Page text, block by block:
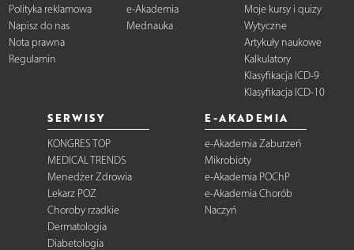
Polityka reklamowa
Napisz do nas
Nota prawna
Regulamin
e-Akademia
Mednauka
Moje kursy i quizy
Wytyczne
Artykuły naukowe
Kalkulatory
Klasyfikacja ICD-9
Klasyfikacja ICD-10
SERWISY
KONGRES TOP
MEDICAL TRENDS
Menedżer Zdrowia
Lekarz POZ
Choroby rzadkie
Dermatologia
Diabetologia
E-AKADEMIA
e-Akademia Zaburzeń
Mikrobioty
e-Akademia POChP
e-Akademia Chorób
Naczyń